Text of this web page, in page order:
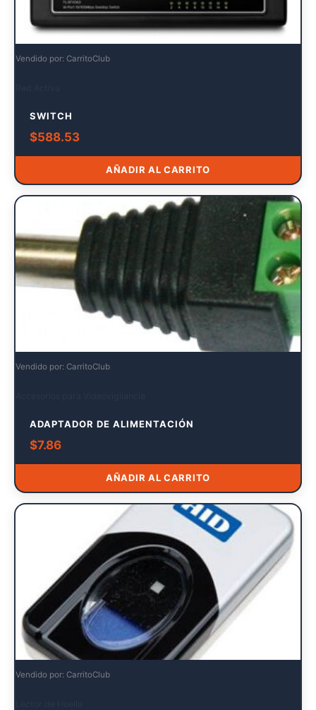
Vendido por: CarritoClub
SWITCH
$588.53
AÑADIR AL CARRITO
Vendido por: CarritoClub
ADAPTADOR DE ALIMENTACIÓN
$7.86
AÑADIR AL CARRITO
Vendido por: CarritoClub